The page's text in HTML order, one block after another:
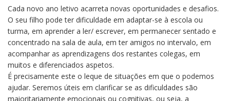
escola:
E
agora?
Cada novo ano letivo acarreta novas oportunidades e desafios.
O seu filho pode ter dificuldade em adaptar-se à escola ou
turma, em aprender a ler/ escrever, em permanecer sentado e
concentrado na sala de aula, em ter amigos no intervalo, em
acompanhar as aprendizagens dos restantes colegas, em
muitos e diferenciados aspetos.
É precisamente este o leque de situações em que o podemos
ajudar. Seremos úteis em clarificar se as dificuldades são
maioritariamente emocionais ou cognitivas, ou seja, a